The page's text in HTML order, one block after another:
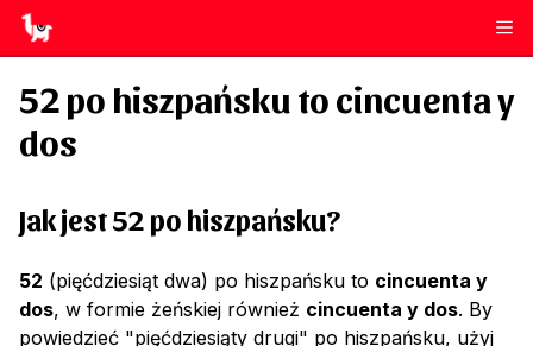
52po hiszpańsku tocincuenta y
dos
Jak jest 52 po hiszpańsku?
52 (pięćdziesiąt dwa) po hiszpańsku to cincuenta y
dos, w formie żeńskiej również cincuenta y dos. By
powiedzieć "pięćdziesiąty drugi" po hiszpańsku, użyj